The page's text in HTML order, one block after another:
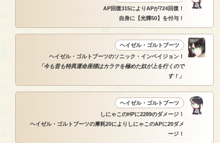
AP回復315によりAPが724回復！
自身に【光輝50】を付与！
ヘイゼル・ゴルトブーツ
ヘイゼル・ゴルトブーツのソニック・インベイジョン！
「今も昔も特異運命座標はカラテを極めた奴が上を行くので
す！」
ヘイゼル・ゴルトブーツ
しにゃこのHPに2289のダメージ！
ヘイゼル・ゴルトブーツの摩耗20によりしにゃこのAPに20ダメ
ージ！